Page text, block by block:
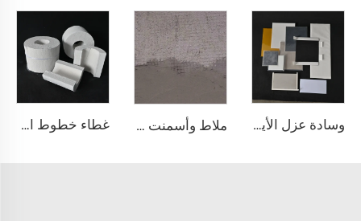
وسادة عزل الأيروجيل ملاط وأسمنت الأيروجيل غطاء خطوط الأنابيب من الأيروجل